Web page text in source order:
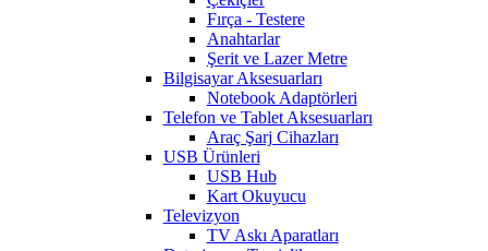
Fırça - Testere
Anahtarlar
Şerit ve Lazer Metre
Bilgisayar Aksesuarları
Notebook Adaptörleri
Telefon ve Tablet Aksesuarları
Araç Şarj Cihazları
USB Ürünleri
USB Hub
Kart Okuyucu
Televizyon
TV Askı Aparatları